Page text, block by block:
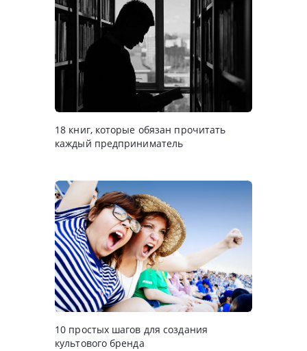
18 книг, которые обязан прочитать
каждый предприниматель
10 простых шагов для создания
культового бренда